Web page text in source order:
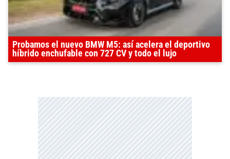
Probamos el nuevo BMW M5: así acelera el deportivo
híbrido enchufable con 727 CV y todo el lujo